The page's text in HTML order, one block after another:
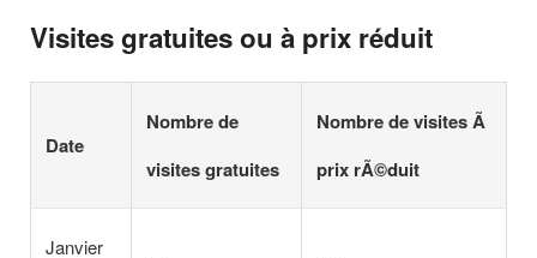
Visites gratuites ou à prix réduit
Date
Nombre de
visites gratuites
Nombre de visites Ã
prix rÃ©duit
Janvier